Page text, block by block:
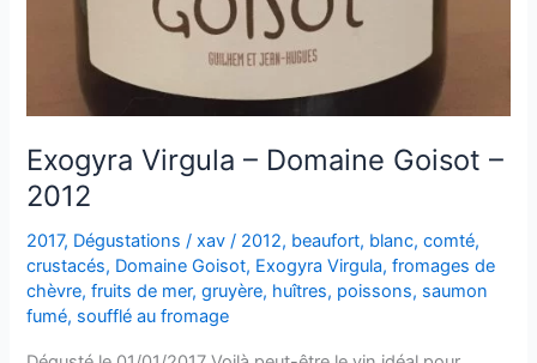
Exogyra Virgula – Domaine Goisot –
2012
2017, Dégustations /xav/ 2012, beaufort, blanc,comté,
crustacés, Domaine Goisot, Exogyra Virgula,fromages de
chèvre,fruits de mer,gruyère, huîtres, poissons, saumon
fumé, soufflé au fromage